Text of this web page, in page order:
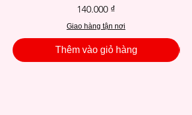
Giá
140.000 ₫
Giao hàng tận nơi
Thêm vào giỏ hàng